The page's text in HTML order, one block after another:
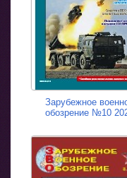
Зарубежное
обозрение №10